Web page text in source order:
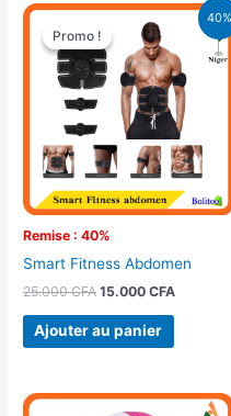
40%
Promo !
Remise : 40%
Promo !
Smart Fitness Abdomen
25.000CFA
Le
prix
initial
était :
25.000 CFA.
15.000CFA
Le
prix
actuel
est :
15.000
Ajouter au panier